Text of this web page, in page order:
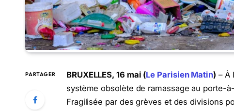
PARTAGER BRUXELLES, 16 mai (Le Parisien Matin) – À
système obsolète de ramassage au porte-
Fragilisée par des grèves et des divisions